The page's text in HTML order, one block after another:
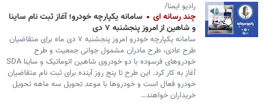
رادیو ایمنا/
چند رسانه ای
سامانه یکپارچه خودرو؛ آغاز ثبت نام ساینا
و شاهین از امروز پنجشنبه ۷ دی
سامانه یکپارچه خودرو امروز پنجشنبه ۷ دی ماه برای متقاضیان
طرح عادی، طرح مادران مشمول جوانی جمعیت و طرح
خودروهای فرسوده با دو خودروی شاهین اتوماتیک و ساینا SDA
آغاز به کار کرد. این طرح تا پنج روز آینده برای ثبت نام متقاضیان
خودرو فعال است و خودروها با موعد تحویل سه ماهه تحویل
خریداران خواهند…